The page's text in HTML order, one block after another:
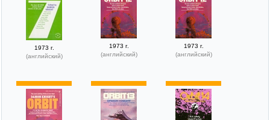
1973 г.
(английский)
1973 г.
(английский)
1973 г.
(английский)